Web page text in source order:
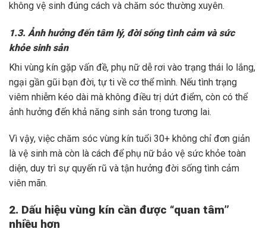
không vệ sinh đúng cách và chăm sóc thường xuyên.
1.3. Ảnh hưởng đến tâm lý, đời sống tình cảm và sức
khỏe sinh sản
Khi vùng kín gặp vấn đề, phụ nữ dễ rơi vào trạng thái lo lắng,
ngại gần gũi bạn đời, tự ti về cơ thể mình. Nếu tình trạng
viêm nhiễm kéo dài mà không điều trị dứt điểm, còn có thể
ảnh hưởng đến khả năng sinh sản trong tương lai.
Vì vậy, việc chăm sóc vùng kín tuổi 30+ không chỉ đơn giản
là vệ sinh mà còn là cách để phụ nữ bảo vệ sức khỏe toàn
diện, duy trì sự quyến rũ và tận hưởng đời sống tình cảm
viên mãn.
2. Dấu hiệu vùng kín cần được “quan tâm”
nhiều hơn